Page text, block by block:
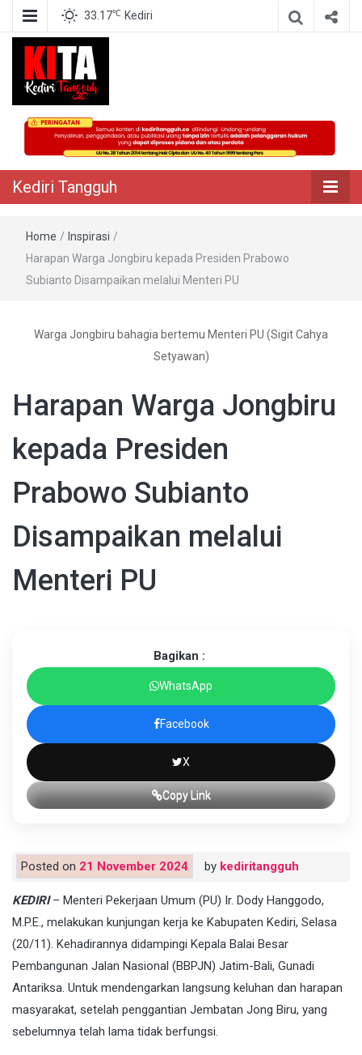
33.17℃ Kediri
Kediri Tangguh
Berita Akurat Terpercaya
Kediri Tangguh
Home / Inspirasi /
Harapan Warga Jongbiru kepada Presiden Prabowo
Subianto Disampaikan melalui Menteri PU
Warga Jongbiru bahagia bertemu Menteri PU (Sigit Cahya
Setyawan)
Harapan Warga Jongbiru
kepada Presiden
Prabowo Subianto
Disampaikan melalui
Menteri PU
Bagikan :
WhatsApp
Facebook
X
Copy Link
Posted on 21 November 2024 by kediritangguh
KEDIRI– Menteri Pekerjaan Umum (PU) Ir. Dody Hanggodo,
M.P.E., melakukan kunjungan kerja ke Kabupaten Kediri, Selasa
(20/11). Kehadirannya didampingi Kepala Balai Besar
Pembangunan Jalan Nasional (BBPJN) Jatim-Bali, Gunadi
Antariksa. Untuk mendengarkan langsung keluhan dan harapan
masyarakat, setelah penggantian Jembatan Jong Biru, yang
sebelumnya telah lama tidak berfungsi.